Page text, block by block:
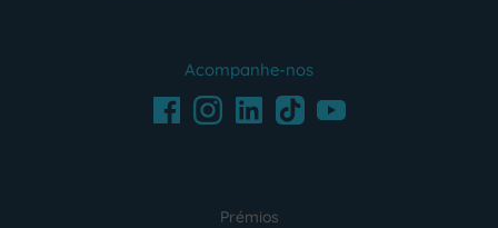
Acompanhe-nos
FacebookInstagramLinkedInTikTokYoutube
Prémios